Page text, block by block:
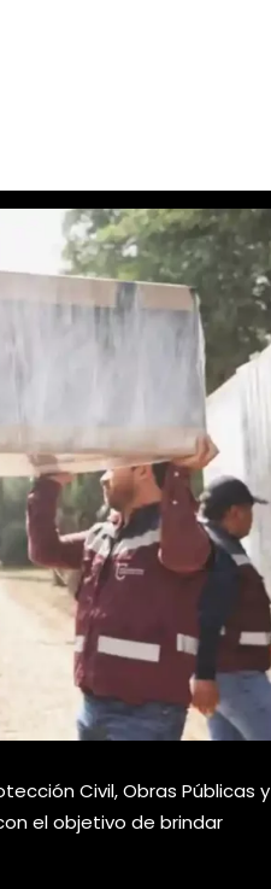
Civil, Obras Públicas y
el objetivo de brindar